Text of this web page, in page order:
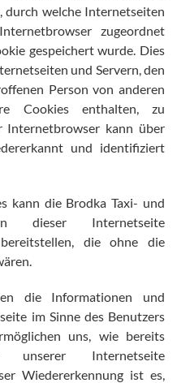
durch welche Internetseiten
zugeordnet
gespeichert wurde. Dies
und Servern, den
Person von anderen
Cookies enthalten, zu
Internetbrowser kann über
und identifiziert
kann die Brodka Taxi- und
dieser Internetseite
bereitstellen, die ohne die
die Informationen und
im Sinne des Benutzers
uns, wie bereits
Internetseite
Wiedererkennung ist es,